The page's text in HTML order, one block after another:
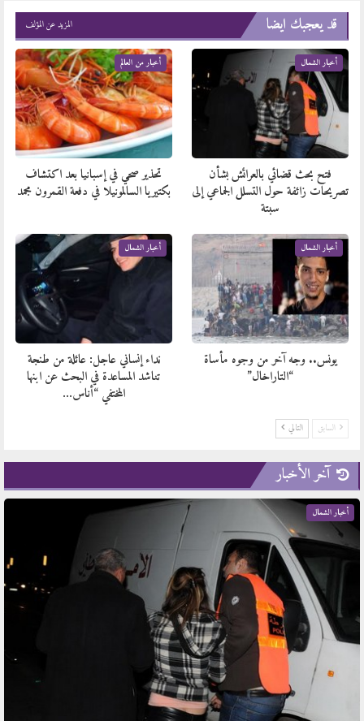
قد يعجبك ايضا المزيد عن المؤلف
أخبار الشمال
فتح بحث قضائي بالعرائش بشأن
تصريحات زائفة حول التسلل الجماعي إلى
سبتة
أخبار من العالم
تحذير صحي في إسبانيا بعد اكتشاف
بكتيريا السالمونيلا في دفعة القمرون مجمد
أخبار الشمال
يونس.. وجه آخر من وجوه مأساة
“التاراخال”
أخبار الشمال
نداء إنساني عاجل: عائلة من طنجة
تناشد المساعدة في البحث عن ابنها
المختفي “أناس…
السابق التالي
آخر الأخبار
أخبار الشمال